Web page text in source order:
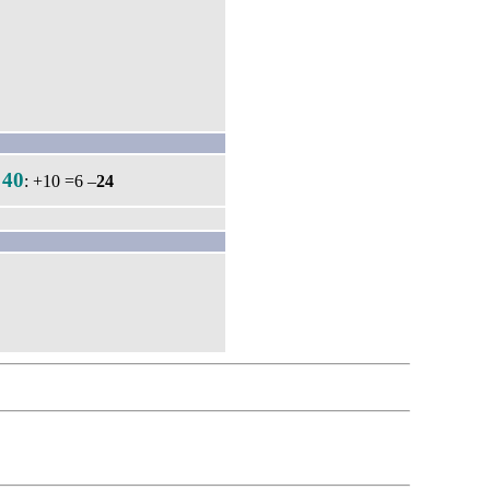
40: +10 =6 –24